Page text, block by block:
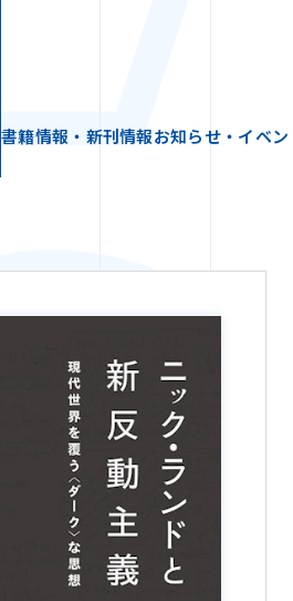
書籍情報・新刊情報お知らせ・イベン